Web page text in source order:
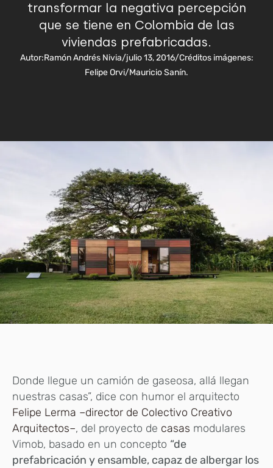
transformar la negativa percepción
que se tiene en Colombia de las
viviendas prefabricadas.
Autor:Ramón Andrés Nivia/julio 13, 2016/Créditos imágenes:
Felipe Orvi/Mauricio Sanín.
Donde llegue un camión de gaseosa, allá llegan
nuestras casas”, dice con humor el arquitecto
Felipe Lerma –director de Colectivo Creativo
Arquitectos–, del proyecto de casas modulares
Vimob, basado en un concepto “de
prefabricación y ensamble, capaz de albergar los